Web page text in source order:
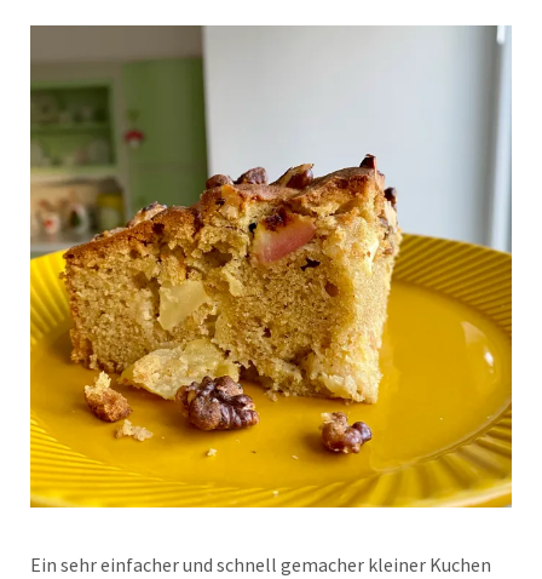
Ein sehr einfacher und schnell gemacher kleiner Kuchen